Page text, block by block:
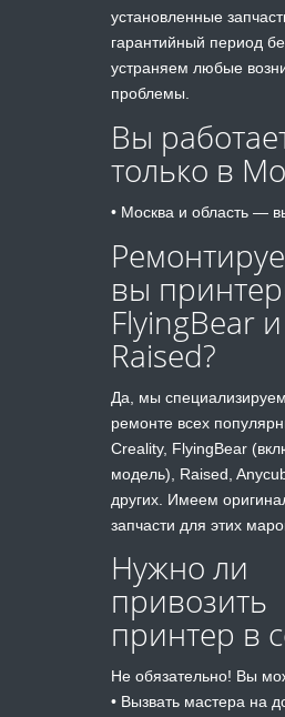
установленные
гарантийный период
устраняем любые
проблемы.
Вы
только в
• Москва и область —
вы
FlyingBear и
Raised?
Да, мы
ремонте всех
Creality, FlyingBear
модель), Raised,
других. Имеем
запчасти для этих
Нужно ли
привозить
принтер в
Не обязательно! Вы
• Вызвать мастера на